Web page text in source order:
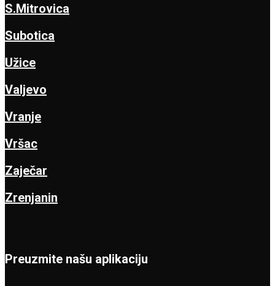
S.Mitrovica
Subotica
Užice
Valjevo
Vranje
Vršac
Zaječar
Zrenjanin
Preuzmite našu aplikaciju